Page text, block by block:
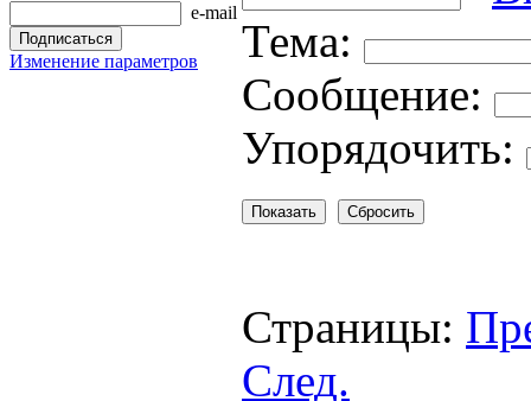
e-mail
Изменение параметров
Тема:
Cooбщение:
Упорядочить:
Страницы:
След.